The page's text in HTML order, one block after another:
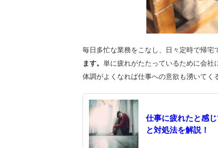
毎日多忙な業務をこなし、日々定時で帰宅
ます。 単に疲れがたたっているために会社
体調がよくなれば仕事への意欲も湧いてく
仕事に疲れたと感
と対処法を解説！